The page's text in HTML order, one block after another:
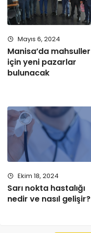
Mayıs 6, 2024
Manisa’da mahsuller
için yeni pazarlar
bulunacak
Ekim 18, 2024
Sarı nokta hastalığı
nedir ve nasıl gelişir?